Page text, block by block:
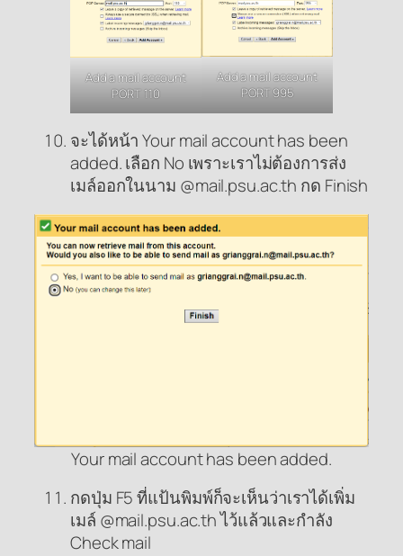
Add a mail account
PORT 110
Add a mail account
PORT 995
จะได้หน้า Your mail account has been
added. เลือก No เพราะเราไม่ต้องการส่ง
เมล์ออกในนาม @mail.psu.ac.th กด Finish
Your mail account has been added.
กดปุ่ม F5 ที่แป้นพิมพ์ก็จะเห็นว่าเราได้เพิ่ม
เมล์ @mail.psu.ac.th ไว้แล้วและกำลัง
Check mail